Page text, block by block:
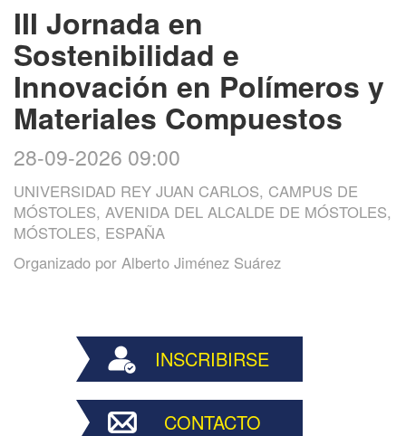
III Jornada en
Sostenibilidad e
Innovación en Polímeros y
Materiales Compuestos
28-09-2026 09:00
UNIVERSIDAD REY JUAN CARLOS, CAMPUS DE
MÓSTOLES, AVENIDA DEL ALCALDE DE MÓSTOLES,
MÓSTOLES, ESPAÑA
Organizado por Alberto Jiménez Suárez
INSCRIBIRSE
CONTACTO